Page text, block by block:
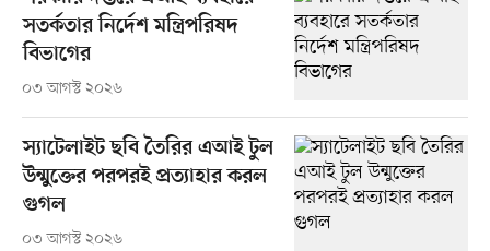
সতর্কতার নির্দেশ মন্ত্রিপরিষদ
বিভাগের
০৩ আগস্ট ২০২৬
স্যাটেলাইট ছবি তৈরির এআই টুল
উন্মুক্তের পরপরই প্রত্যাহার করল
গুগল
০৩ আগস্ট ২০২৬